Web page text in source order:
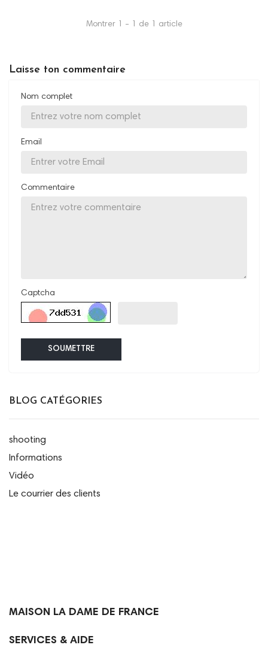
Montrer 1 - 1 de 1 article
Laisse ton commentaire
Nom complet
Email
Commentaire
Captcha
SOUMETTRE
BLOG CATÉGORIES
shooting
Informations
Vidéo
Le courrier des clients
MAISON LA DAME DE FRANCE
SERVICES & AIDE